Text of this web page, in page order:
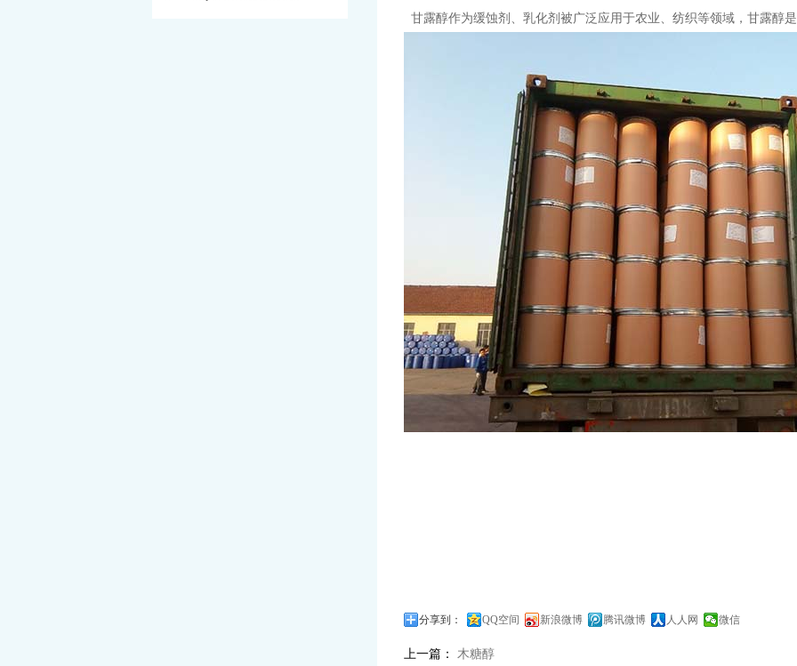
甘露醇作为缓蚀剂、乳化剂被广泛应用于农业、纺织等领域，甘露醇
分享到： QQ空间 新浪微博 腾讯微博 人人网 微信
上一篇： 木糖醇